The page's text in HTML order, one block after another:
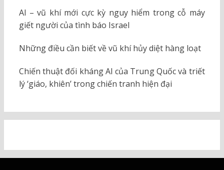
AI – vũ khí mới cực kỳ nguy hiểm trong cỗ máy
giết người của tình báo Israel
Những điều cần biết về vũ khí hủy diệt hàng loạt
Chiến thuật đối kháng AI của Trung Quốc và triết
lý ‘giáo, khiên’ trong chiến tranh hiện đại